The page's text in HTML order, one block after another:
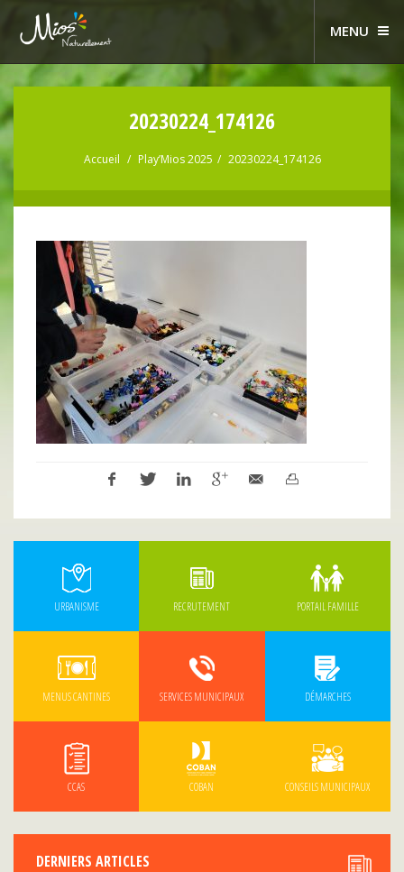
MENU
20230224_174126
Accueil Play’Mios 2025 20230224_174126
URBANISME RECRUTEMENT PORTAIL FAMILLE
MENUS CANTINES SERVICES MUNICIPAUX DÉMARCHES
CCAS COBAN CONSEILS MUNICIPAUX
DERNIERS ARTICLES